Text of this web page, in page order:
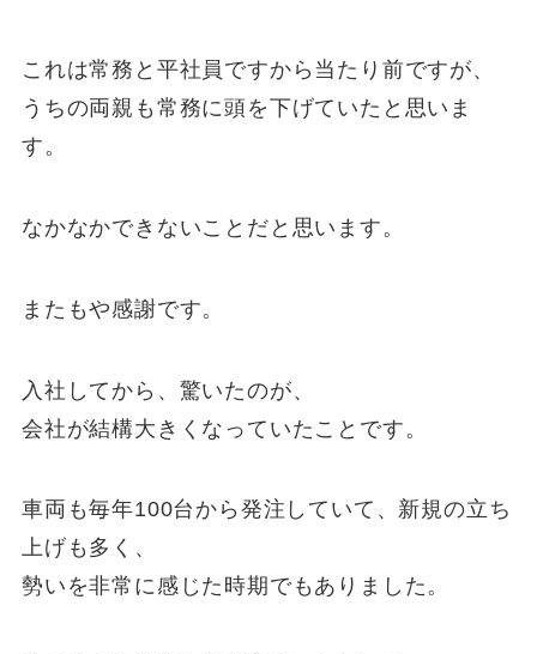
これは常務と平社員ですから当たり前ですが、
うちの両親も常務に頭を下げていたと思いま
す。
なかなかできないことだと思います。
またもや感謝です。
入社してから、驚いたのが、
会社が結構大きくなっていたことです。
車両も毎年100台から発注していて、新規の立ち
上げも多く、
勢いを非常に感じた時期でもありました。